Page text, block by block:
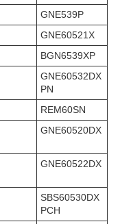
GNE539P
GNE60521X
BGN6539XP
GNE60532DX
PN
REM60SN
GNE60520DX
GNE60522DX
SBS60530DX
PCH